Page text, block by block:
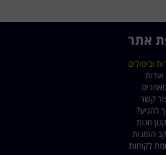
אתר
וביטולים
אודות
קשר
להגיע?
חנות
הזמנות
לקוחות